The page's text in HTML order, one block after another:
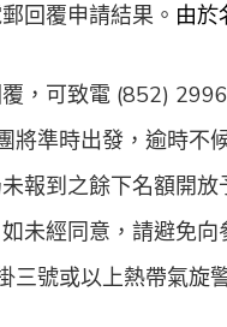
回覆申請結果。 由於
，可致電 (852)
準時出發，逾時不
報到之餘下名額開放
未經同意，請避免
三號或以上熱帶氣旋